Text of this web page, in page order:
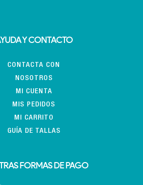
Y CONTACTO
CONTACTA CON
NOSOTROS
MI CUENTA
MIS PEDIDOS
MI CARRITO
GUÍA DE TALLAS
FORMAS DE PAGO